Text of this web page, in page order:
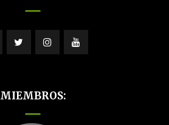
MIEMBROS: